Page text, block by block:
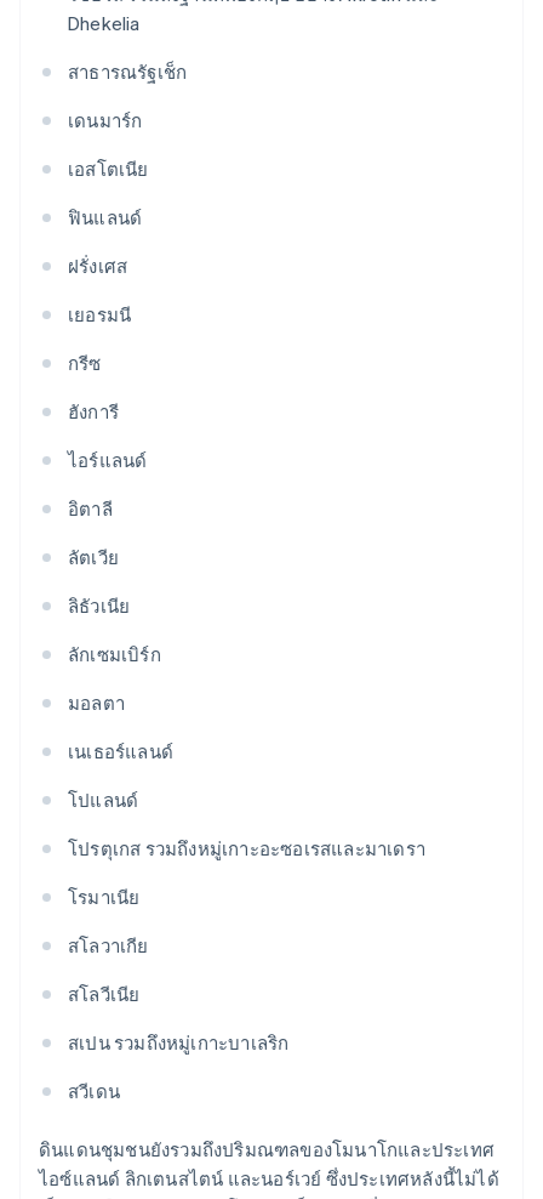
Dhekelia
สาธารณรัฐเช็ก
เดนมาร์ก
เอสโตเนีย
ฟินแลนด์
ฝรั่งเศส
เยอรมนี
กรีซ
ฮังการี
ไอร์แลนด์
อิตาลี
ลัตเวีย
ลิธัวเนีย
ลักเซมเบิร์ก
มอลตา
เนเธอร์แลนด์
โปแลนด์
โปรตุเกส รวมถึงหมู่เกาะอะซอเรสและมาเดรา
โรมาเนีย
สโลวาเกีย
สโลวีเนีย
สเปน รวมถึงหมู่เกาะบาเลริก
สวีเดน
ดินแดนชุมชนยังรวมถึงปริมณฑลของโมนาโกและประเทศ
ไอซ์แลนด์ ลิกเตนสไตน์ และนอร์เวย์ ซึ่งประเทศหลังนี้ไม่ได้